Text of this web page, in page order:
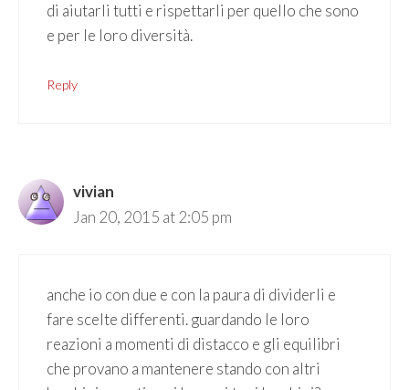
di aiutarli tutti e rispettarli per quello che sono
e per le loro diversità.
Reply
vivian
Jan 20, 2015 at 2:05 pm
anche io con due e con la paura di dividerli e
fare scelte differenti. guardando le loro
reazioni a momenti di distacco e gli equilibri
che provano a mantenere stando con altri